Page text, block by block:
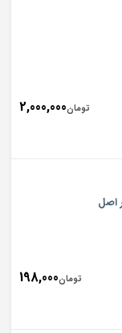
تومان2,000,000
تومان198,000